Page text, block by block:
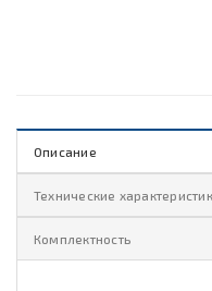
Описание
Технические
Комплектность